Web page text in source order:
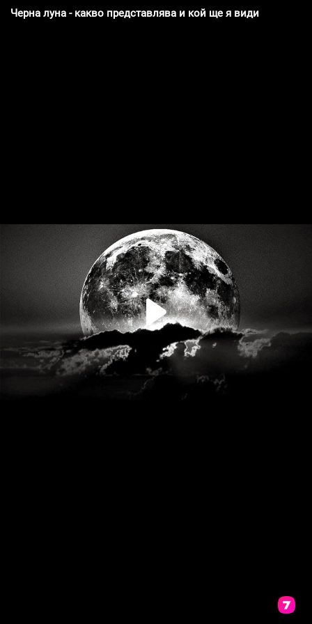
Черна луна - какво представлява и кой ще я види